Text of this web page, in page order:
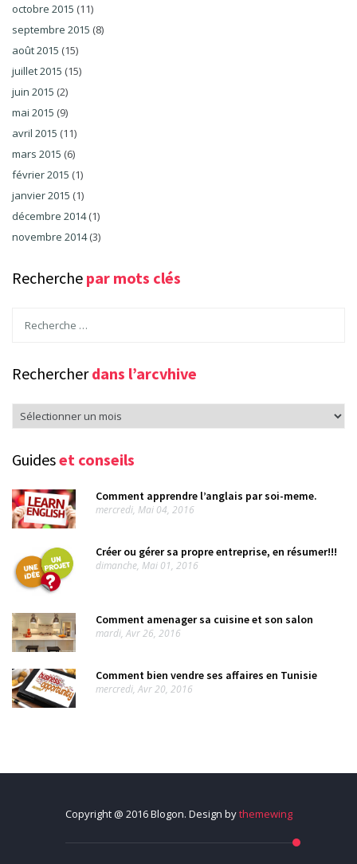
octobre 2015 (11)
septembre 2015 (8)
août 2015 (15)
juillet 2015 (15)
juin 2015 (2)
mai 2015 (9)
avril 2015 (11)
mars 2015 (6)
février 2015 (1)
janvier 2015 (1)
décembre 2014(1)
novembre 2014(3)
Recherche par mots clés
Rechercherdans l’arcvhive
Rechercher
dans
Guideset conseils
Comment apprendre l’anglais par soi-meme.
mercredi, Mai 04, 2016
Créer ou gérer sa propre entreprise, en résumer!!!
dimanche, Mai 01, 2016
Comment amenager sa cuisine et son salon
mardi, Avr 26, 2016
Comment bien vendre ses affaires en Tunisie
mercredi, Avr 20, 2016
Copyright @ 2016 Blogon. Design bythemewing